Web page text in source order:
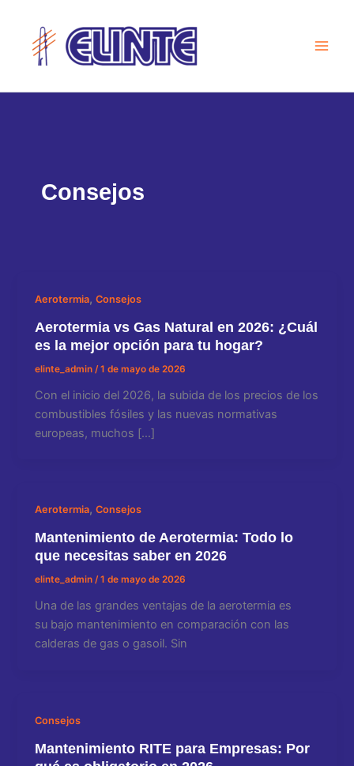
contenido
Consejos
Aerotermia,Consejos
Aerotermia vs Gas Natural en 2026: ¿Cuál
es la mejor opción para tu hogar?
elinte_admin /1 de mayo de 2026
Con el inicio del 2026, la subida de los precios de los
combustibles fósiles y las nuevas normativas
europeas, muchos […]
Aerotermia,Consejos
Mantenimiento de Aerotermia: Todo lo
que necesitas saber en 2026
elinte_admin/1 de mayo de 2026
Una de las grandes ventajas de la aerotermia es
su bajo mantenimiento en comparación con las
calderas de gas o gasoil. Sin
Consejos
Mantenimiento RITE para Empresas: Por